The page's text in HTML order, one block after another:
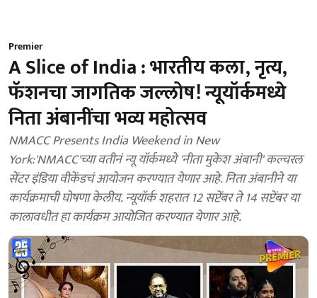
Premier
A Slice of India : भारतीय कला, नृत्य,
फॅशनचा जागतिक जल्लोष! न्यूयॉर्कमध्ये
निता अंबानींचा भव्य महोत्सव
NMACC Presents India Weekend in New
York:'NMACC'च्या वतीनं न्यू यॉर्कमध्ये 'नीता मुकेश अंबानी' कल्चरल
सेंटर इंडिया वीकेंडचं आयोजन करण्यात येणार आहे. निता अंबानीने या
कार्यक्रमाची घोषणा केलीय. न्यूयॉर्क शहरात 12 सप्टेंबर ते 14 सप्टेंबर या
कालावधीत हा कार्यक्रम आयोजित करण्यात येणार आहे.